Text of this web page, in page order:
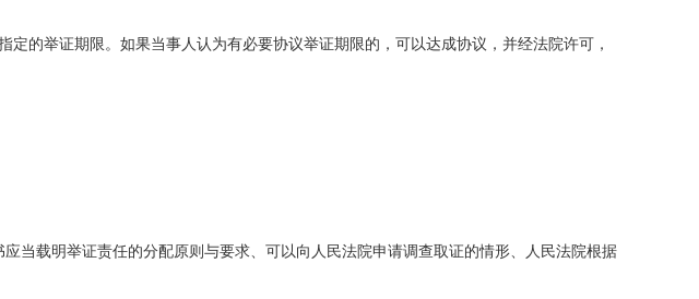
的举证期限。如果当事人认为有必要协议举证期限的，可以达成协议，并经法院许可，
当载明举证责任的分配原则与要求、可以向人民法院申请调查取证的情形、人民法院根据